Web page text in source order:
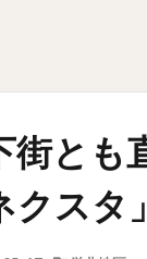
街とも
クスタ